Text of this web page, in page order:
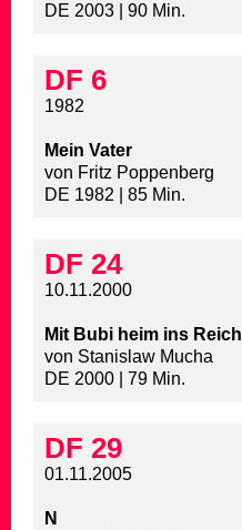
DE 2003 | 90 Min.
DF 6
1982
Mein Vater
von Fritz Poppenberg
DE 1982 | 85 Min.
DF 24
10.11.2000
Mit Bubi heim ins Reich
von Stanislaw Mucha
DE 2000 | 79 Min.
DF 29
01.11.2005
N